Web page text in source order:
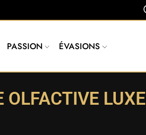
PASSION ÉVASIONS
OLFACTIVE LUXE